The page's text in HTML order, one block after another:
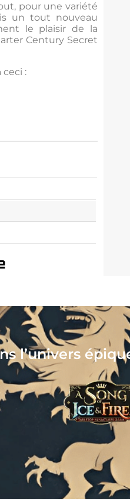
pour une variété
un tout nouveau
le plaisir de la
Century Secret
:
assemblez,
nouveau